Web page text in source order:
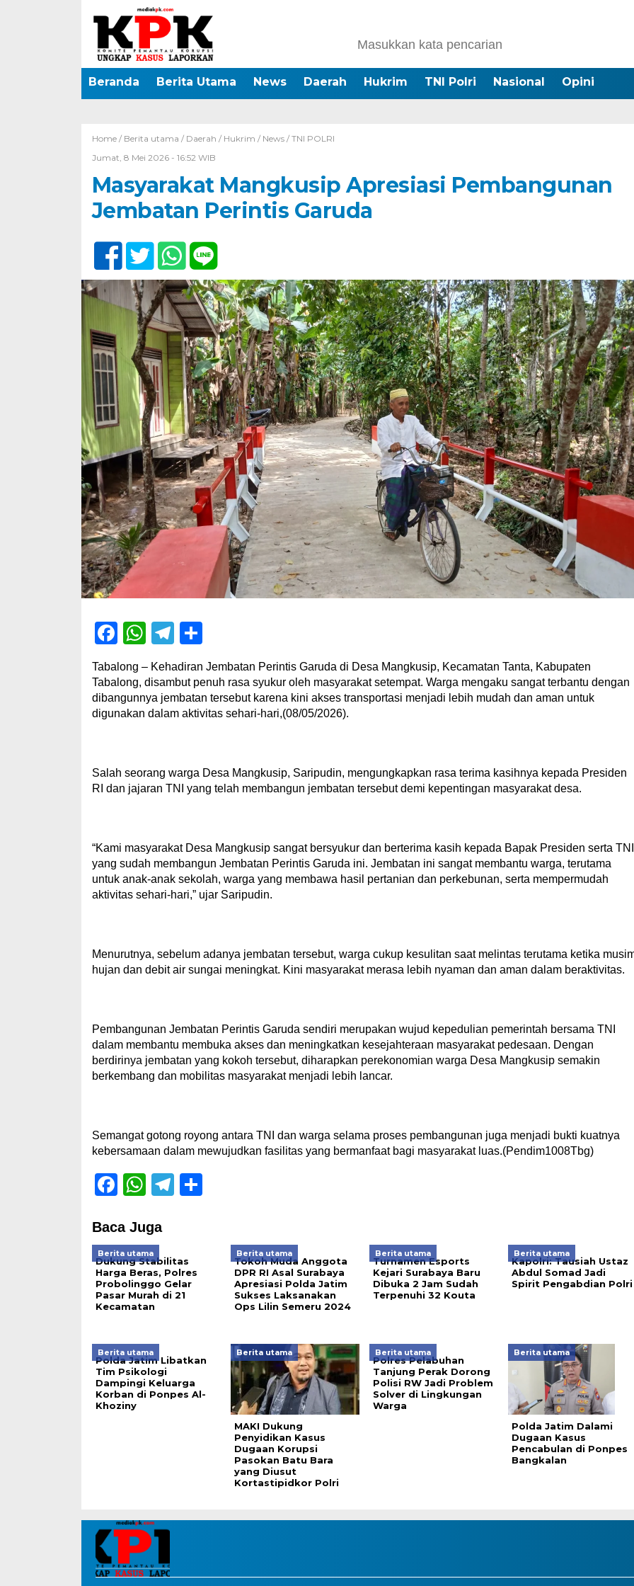
Beranda Berita Utama News Daerah Hukrim TNI Polri Nasional Opini
Home / Berita utama / Daerah / Hukrim / News/ TNI POLRI
Jumat, 8 Mei 2026 - 16:52 WIB
Masyarakat Mangkusip Apresiasi Pembangunan
Jembatan Perintis Garuda
Facebook
WhatsApp
Telegram
Tabalong – Kehadiran Jembatan Perintis Garuda di Desa Mangkusip, Kecamatan Tanta, Kabupaten
Tabalong, disambut penuh rasa syukur oleh masyarakat setempat. Warga mengaku sangat terbantu dengan
dibangunnya jembatan tersebut karena kini akses transportasi menjadi lebih mudah dan aman untuk
digunakan dalam aktivitas sehari-hari,(08/05/2026).
Salah seorang warga Desa Mangkusip, Saripudin, mengungkapkan rasa terima kasihnya kepada Presiden
RI dan jajaran TNI yang telah membangun jembatan tersebut demi kepentingan masyarakat desa.
“Kami masyarakat Desa Mangkusip sangat bersyukur dan berterima kasih kepada Bapak Presiden serta TNI
yang sudah membangun Jembatan Perintis Garuda ini. Jembatan ini sangat membantu warga, terutama
untuk anak-anak sekolah, warga yang membawa hasil pertanian dan perkebunan, serta mempermudah
aktivitas sehari-hari,” ujar Saripudin.
Menurutnya, sebelum adanya jembatan tersebut, warga cukup kesulitan saat melintas terutama ketika
hujan dan debit air sungai meningkat. Kini masyarakat merasa lebih nyaman dan aman dalam beraktivitas.
Pembangunan Jembatan Perintis Garuda sendiri merupakan wujud kepedulian pemerintah bersama TNI
dalam membantu membuka akses dan meningkatkan kesejahteraan masyarakat pedesaan. Dengan
berdirinya jembatan yang kokoh tersebut, diharapkan perekonomian warga Desa Mangkusip semakin
berkembang dan mobilitas masyarakat menjadi lebih lancar.
Semangat gotong royong antara TNI dan warga selama proses pembangunan juga menjadi bukti kuatnya
kebersamaan dalam mewujudkan fasilitas yang bermanfaat bagi masyarakat luas.(Pendim1008Tbg)
Facebook
WhatsApp
Telegram
Baca Juga
Berita utama
Dukung Stabilitas
Harga Beras, Polres
Probolinggo Gelar
Pasar Murah di 21
Kecamatan
Berita utama
Tokoh Muda Anggota
DPR RI Asal Surabaya
Apresiasi Polda Jatim
Sukses Laksanakan
Ops Lilin Semeru 2024
Berita utama
Turnamen Esports
Kejari Surabaya Baru
Dibuka 2 Jam Sudah
Terpenuhi 32 Kouta
Berita utama
Kapolri: Tausiah Ustaz
Abdul Somad Jadi
Spirit Pengabdian Polri
Berita utama
Polda Jatim Libatkan
Tim Psikologi
Dampingi Keluarga
Korban di Ponpes Al-
Khoziny
Berita utama
MAKI Dukung
Penyidikan Kasus
Dugaan Korupsi
Pasokan Batu Bara
yang Diusut
Kortastipidkor Polri
Berita utama
Polres Pelabuhan
Tanjung Perak Dorong
Polisi RW Jadi Problem
Solver di Lingkungan
Warga
Berita utama
Polda Jatim Dalami
Dugaan Kasus
Pencabulan di Ponpes
Bangkalan